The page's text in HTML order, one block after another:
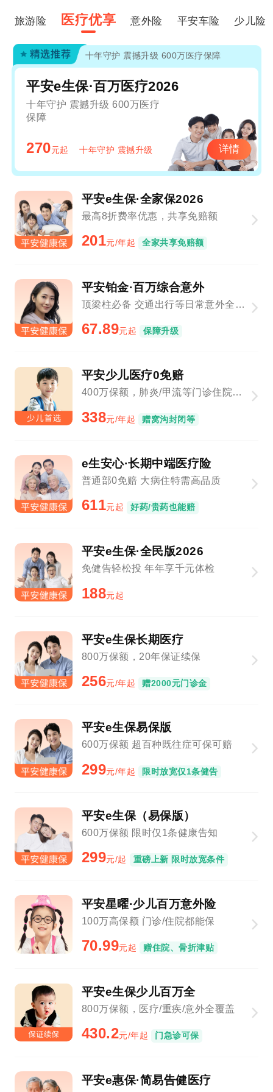
旅游险 医疗优享 意外险 平安车险 少儿险
十年守护 震撼升级 600万医疗保障
平安e生保·百万医疗2026
十年守护 震撼升级 600万医疗
保障
270元起 十年守护 震撼升级 详情
平安e生保·全家保2026
最高8折费率优惠，共享免赔额
201元/年起 全家共享免赔额
平安铂金·百万综合意外
顶梁柱必备 交通出行等日常意外全覆盖
67.89元起 保障升级
平安少儿医疗0免赔
400万保额，肺炎/甲流等门诊住院1元起赔
338元/年起 赠窝沟封闭等
e生安心·长期中端医疗险
普通部0免赔 大病住特需高品质
611元起 好药/贵药也能赔
平安e生保·全民版2026
免健告轻松投 年年享千元体检
188元起
平安e生保长期医疗
800万保额，20年保证续保
256元/年起 赠2000元门诊金
平安e生保易保版
600万保额 超百种既往症可保可赔
299元/年起 限时放宽仅1条健告
平安e生保（易保版）
600万保额 限时仅1条健康告知
299元/起 重磅上新 限时放宽条件
平安星曜·少儿百万意外险
100万高保额 门诊/住院都能保
70.99元起 赠住院、骨折津贴
平安e生保少儿百万全
800万保额，医疗/重疾/意外全覆盖
430.2元/年起 门急诊可保
平安e惠保·简易告健医疗